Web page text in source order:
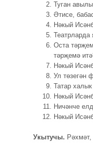
Туган
Әтисе,
Нәкый
Театрларда
Оста
тәрҗемә
Нәкый
Ул төзегән
Татар
Нәкый
Ничәнче
Нәкый
Укытучы.